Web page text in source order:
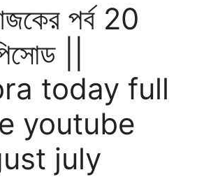
পর্ব 20
||
today full
youtube
july